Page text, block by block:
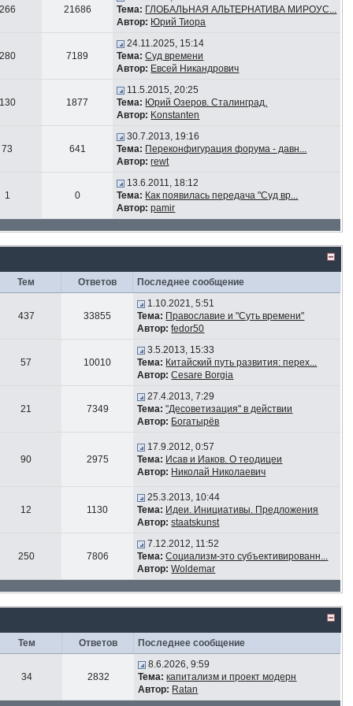
21686
Тема: ГЛОБАЛЬНАЯ АЛЬТЕРНАТИВА МИРОУС...
Автор: Юрий Тиора
7189
24.11.2025, 15:14
Тема: Суд времени
Автор: Евсей Никандрович
1877
11.5.2015, 20:25
Тема: Юрий Озеров. Сталинград.
Автор: Konstanten
73 641
30.7.2013, 19:16
Тема: Переконфигурация форума - давн...
Автор: rewt
1 0
13.6.2011, 18:12
Тема: Как появилась передача "Суд вр...
Автор: pamir
Тем Ответов Последнее сообщение
437 33855
1.10.2021, 5:51
Тема: Православие и "Суть времени"
Автор: fedor50
57 10010
3.5.2013, 15:33
Тема: Китайский путь развития: перех...
Автор: Cesare Borgia
21 7349
27.4.2013, 7:29
Тема: "Десоветизация" в действии
Автор: Богатырёв
90 2975
17.9.2012, 0:57
Тема: Исав и Иаков. О теодицеи
Автор: Николай Николаевич
12 1130
25.3.2013, 10:44
Тема: Идеи. Инициативы. Предложения
Автор: staatskunst
250 7806
7.12.2012, 11:52
Тема: Социализм-это субъективированн...
Автор: Woldemar
Тем Ответов Последнее сообщение
34 2832
8.6.2026, 9:59
Тема: капитализм и проект модерн
Автор: Ratan